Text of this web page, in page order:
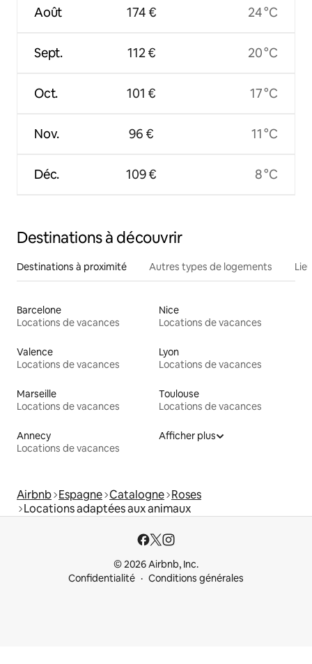
Août
Sept.
Oct.
Nov.
Déc.
174 €
112 €
101 €
96 €
109 €
24 °C
20 °C
17 °C
11 °C
8 °C
Destinations à découvrir
Destinations à proximité Autres types de logements
Barcelone
Locations de vacances
Nice
Locations de vacances
Valence
Locations de vacances
Lyon
Locations de vacances
Marseille
Locations de vacances
Toulouse
Locations de vacances
Annecy
Locations de vacances
Afficher plus
Airbnb Espagne Catalogne Roses
Locations adaptées aux animaux
© 2026 Airbnb, Inc.
Confidentialité
Conditions générales